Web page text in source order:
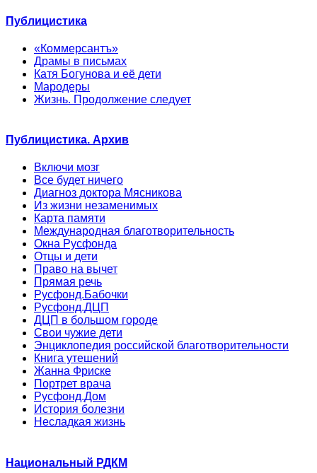
Публицистика
«Коммерсантъ»
Драмы в письмах
Катя Богунова и её дети
Мародеры
Жизнь. Продолжение следует
Публицистика. Архив
Включи мозг
Все будет ничего
Диагноз доктора Мясникова
Из жизни незаменимых
Карта памяти
Международная благотворительность
Окна Русфонда
Отцы и дети
Право на вычет
Прямая речь
Русфонд.Бабочки
Русфонд.ДЦП
ДЦП в большом городе
Свои чужие дети
Энциклопедия российской благотворительности
Книга утешений
Жанна Фриске
Портрет врача
Русфонд.Дом
История болезни
Несладкая жизнь
Национальный РДКМ